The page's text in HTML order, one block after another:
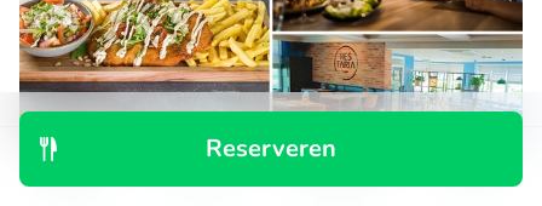
Reserveren